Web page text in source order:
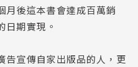
月後這本書會達成百萬銷
日期實現。
告宣傳自家出版品的人，更